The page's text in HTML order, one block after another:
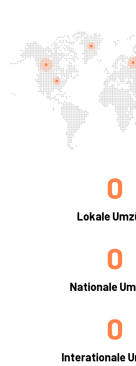
Lokale
0
Nationale
0
Interationale
0